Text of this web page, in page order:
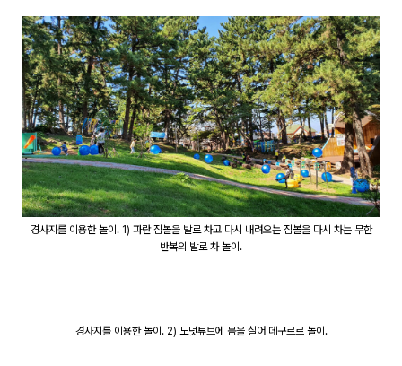
경사지를 이용한 놀이. 1) 파란 짐볼을 발로 차고 다시 내려오는 짐볼을 다시 차는 무한
반복의 발로 차 놀이.
경사지를 이용한 놀이. 2) 도넛튜브에 몸을 실어 데구르르 놀이.